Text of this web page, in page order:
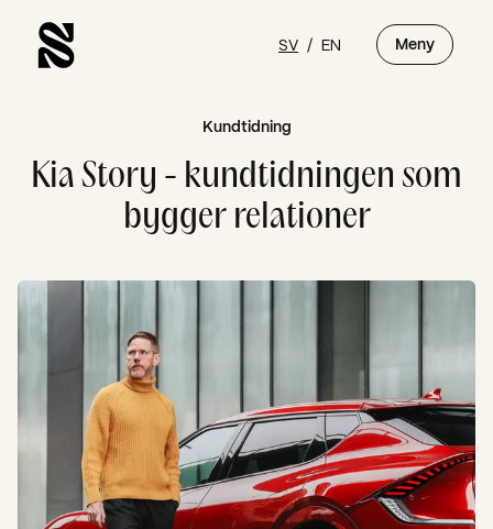
SV / EN Meny
Kundtidning
Kia Story - kundtidningen som
bygger relationer